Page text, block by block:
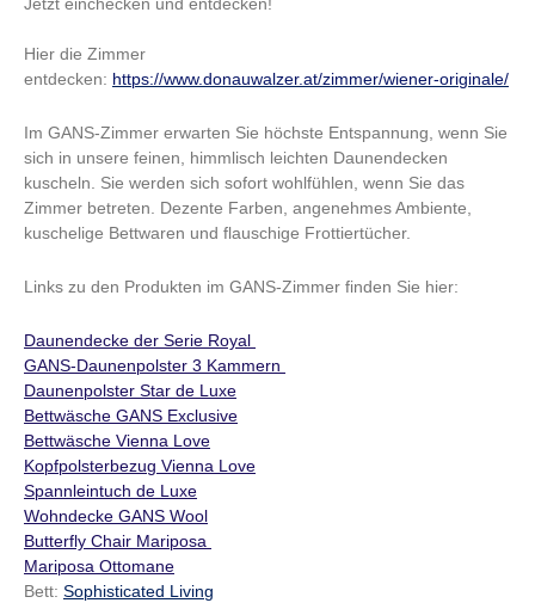
Jetzt einchecken und entdecken!
Hier die Zimmer
entdecken: https://www.donauwalzer.at/zimmer/wiener-originale/
Im GANS-Zimmer erwarten Sie höchste Entspannung, wenn Sie
sich in unsere feinen, himmlisch leichten Daunendecken
kuscheln. Sie werden sich sofort wohlfühlen, wenn Sie das
Zimmer betreten. Dezente Farben, angenehmes Ambiente,
kuschelige Bettwaren und flauschige Frottiertücher.
Links zu den Produkten im GANS-Zimmer finden Sie hier:
Daunendecke der Serie Royal
GANS-Daunenpolster 3 Kammern
Daunenpolster Star de Luxe
Bettwäsche GANS Exclusive
Bettwäsche Vienna Love
Kopfpolsterbezug Vienna Love
Spannleintuch de Luxe
Wohndecke GANS Wool
Butterfly Chair Mariposa
Mariposa Ottomane
Bett: Sophisticated Living